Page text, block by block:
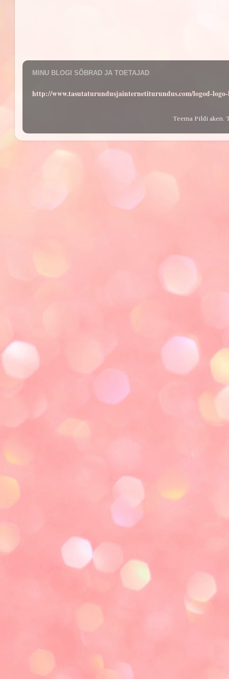
MINU BLOGI SÕBRAD JA TOETAJAD
http://www.tasutaturundusjainternetiturundus.com/logod-
Teema Pildi aken.